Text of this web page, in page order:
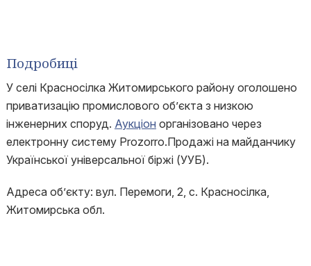
Подробиці
У селі Красносілка Житомирського району оголошено
приватизацію промислового об’єкта з низкою
інженерних споруд. Аукціон організовано через
електронну систему Prozorro.Продажі на майданчику
Української універсальної біржі (УУБ).
Адреса об’єкту: вул. Перемоги, 2, с. Красносілка,
Житомирська обл.